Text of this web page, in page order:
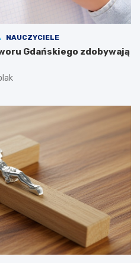
NAUCZYCIELE
Gdańskiego zdobywają